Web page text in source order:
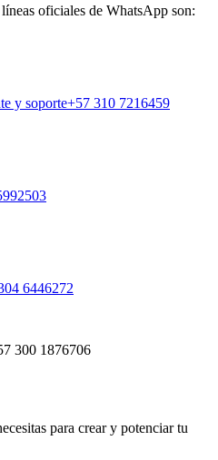
oficiales de WhatsApp son:
y soporte+57 310 7216459
6446272
300 1876706
para crear y potenciar tu